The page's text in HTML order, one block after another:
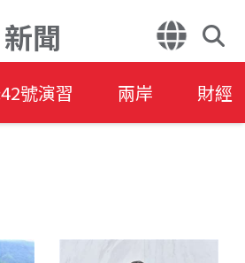
新聞
號演習 兩岸 財經